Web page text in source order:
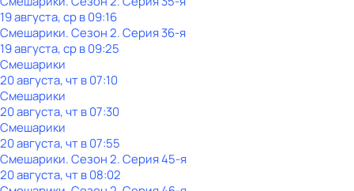
19 августа, ср в 09:16
Смешарики. Сезон 2. Серия 36-я
19 августа, ср в 09:25
Смешарики
20 августа, чт в 07:10
Смешарики
20 августа, чт в 07:30
Смешарики
20 августа, чт в 07:55
Смешарики. Сезон 2. Серия 45-я
20 августа, чт в 08:02